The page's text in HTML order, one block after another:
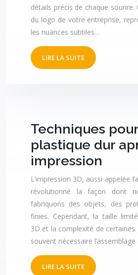
détails précis de chaque sourire.
du logo de votre entreprise,
les nuances subtiles…
LIRE LA SUITE
Techniques
plastique dur
impression
L’impression 3D, aussi appelée
révolutionné la façon dont
fabriquons des objets, des
finies. Cependant, la taille
3D et la complexité de
souvent nécessaire
LIRE LA SUITE